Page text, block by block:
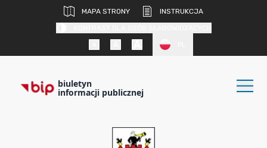
MAPA STRONY
INSTRUKCJA
biuletyn
informacji publicznej